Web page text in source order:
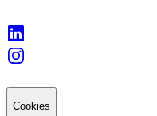
Cookies